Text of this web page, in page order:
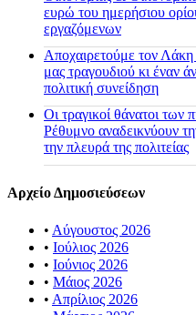
ευρώ του ημερήσιου
εργαζόμενων
Αποχαιρετούμε τον
μας τραγουδιού κι έναν
πολιτική συνείδηση
Οι τραγικοί θάνατοι των
Ρέθυμνο αναδεικνύουν
την πλευρά της πολιτείας
Αρχείο Δημοσιεύσεων
• Αύγουστος 2026
• Ιούλιος 2026
• Ιούνιος 2026
• Μάιος 2026
• Απρίλιος 2026